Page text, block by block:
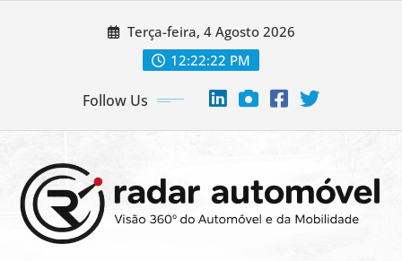
Terça-feira, 4 Agosto 2026
12:22:24 PM
Follow Us